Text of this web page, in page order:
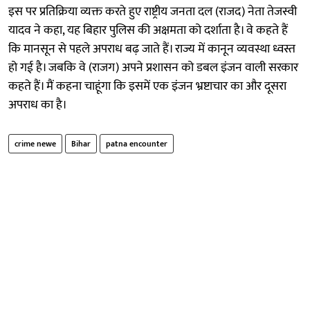
इस पर प्रतिक्रिया व्यक्त करते हुए राष्ट्रीय जनता दल (राजद) नेता तेजस्वी
यादव ने कहा, यह बिहार पुलिस की अक्षमता को दर्शाता है। वे कहते हैं
कि मानसून से पहले अपराध बढ़ जाते हैं। राज्य में कानून व्यवस्था ध्वस्त
हो गई है। जबकि वे (राजग) अपने प्रशासन को डबल इंजन वाली सरकार
कहते हैं। मैं कहना चाहूंगा कि इसमें एक इंजन भ्रष्टाचार का और दूसरा
अपराध का है।
crime newe Bihar patna encounter